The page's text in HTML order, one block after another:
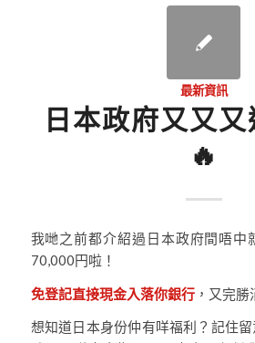
最新資訊
日本政府又又
🔥
我哋之前都介紹過日本政府間唔中
70,000円啦！
免登記直接現金入落你銀行，又完勝
想知道日本身份仲有咩福利？記住